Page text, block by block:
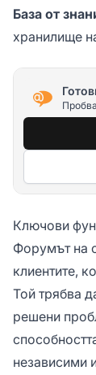
База от
хранилище
Ключови
Форумът на
клиентите,
Той трябва
решени
независими